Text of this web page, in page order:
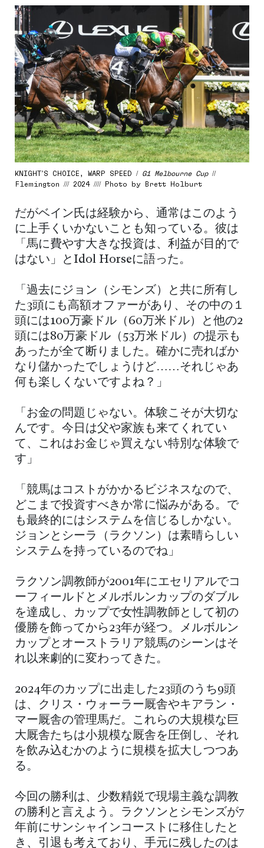
KNIGHT’S CHOICE, WARP SPEED / G1 Melbourne Cup//
Flemington /// 2024 //// Photo by Brett Holburt
だがベイン氏は経験から、通常はこのよう
に上手くいかないことも知っている。彼は
「馬に費やす大きな投資は、利益が目的で
はない」とIdol Horseに語った。
「過去にジョン（シモンズ）と共に所有し
た3頭にも高額オファーがあり、その中の１
頭には100万豪ドル（60万米ドル）と他の2
頭には80万豪ドル（53万米ドル）の提示も
あったが全て断りました。確かに売ればか
なり儲かったでしょうけど……それじゃあ
何も楽しくないですよね？」
「お金の問題じゃない。体験こそが大切な
んです。今日は父や家族も来てくれてい
て、これはお金じゃ買えない特別な体験で
す」
「競馬はコストがかかるビジネスなので、
どこまで投資すべきか常に悩みがある。で
も最終的にはシステムを信じるしかない。
ジョンとシーラ（ラクソン）は素晴らしい
システムを持っているのでね」
ラクソン調教師が2001年にエセリアルでコ
ーフィールドとメルボルンカップのダブル
を達成し、カップで女性調教師として初の
優勝を飾ってから23年が経つ。メルボルン
カップとオーストラリア競馬のシーンはそ
れ以来劇的に変わってきた。
2024年のカップに出走した23頭のうち9頭
は、クリス・ウォーラー厩舎やキアラン・
マー厩舎の管理馬だ。これらの大規模な巨
大厩舎たちは小規模な厩舎を圧倒し、それ
を飲み込むかのように規模を拡大しつつあ
る。
今回の勝利は、少数精鋭で現場主義な調教
の勝利と言えよう。ラクソンとシモンズが7
年前にサンシャインコーストに移住したと
き、引退も考えており、手元に残したのは